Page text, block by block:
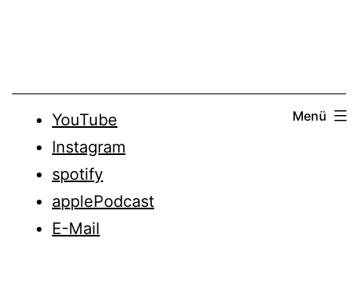
YouTube
Instagram
spotify
applePodcast
E-Mail
Menü